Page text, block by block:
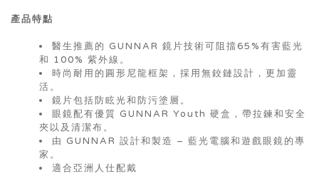
產品特點
醫生推薦的 GUNNAR 鏡片技術可阻擋65%有害藍光
和 100% 紫外線。
時尚耐用的圓形尼龍框架，採用無鉸鏈設計，更加靈
活。
鏡片包括防眩光和防污塗層。
眼鏡配有優質 GUNNAR Youth 硬盒，帶拉鍊和安全
夾以及清潔布。
由 GUNNAR 設計和製造 – 藍光電腦和遊戲眼鏡的專
家。
適合亞洲人仕配戴